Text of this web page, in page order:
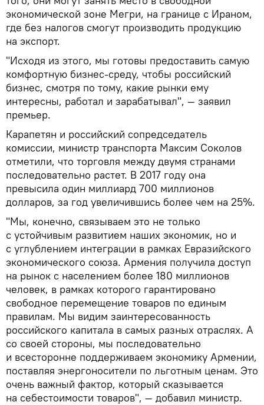
экономической зоне Мегри, на границе с Ираном,
где без налогов смогут производить продукцию
на экспорт.
"Исходя из этого, мы готовы предоставить самую
комфортную бизнес-среду, чтобы российский
бизнес, смотря по тому, какие рынки ему
интересны, работал и зарабатывал", — заявил
премьер.
Карапетян и российский сопредседатель
комиссии, министр транспорта Максим Соколов
отметили, что торговля между двумя странами
последовательно растет. В 2017 году она
превысила один миллиард 700 миллионов
долларов, за год увеличившись более чем на 25%.
"Мы, конечно, связываем это не только
с устойчивым развитием наших экономик, но и
с углублением интеграции в рамках Евразийского
экономического союза. Армения получила доступ
на рынок с населением более 180 миллионов
человек, в рамках которого гарантировано
свободное перемещение товаров по единым
правилам. Мы видим заинтересованность
российского капитала в самых разных отраслях. А
со своей стороны, мы последовательно
и всесторонне поддерживаем экономику Армении,
поставляя энергоносители по льготным ценам. Это
очень важный фактор, который сказывается
на себестоимости товаров", — добавил министр.